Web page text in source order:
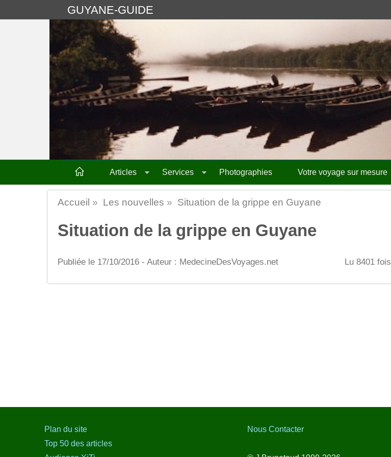
GUYANE-GUIDE
Articles Services Photographies Votre voyage sur mesure
Accueil » Les nouvelles » Situation de la grippe en Guyane
Situation de la grippe en Guyane
Publiée le 17/10/2016 - Auteur : MedecineDesVoyages.net Lu 8401 fois
Plan du site
Top 50 des articles
Nous Contacter